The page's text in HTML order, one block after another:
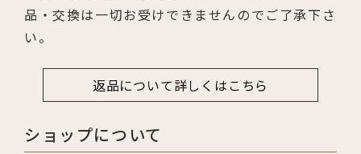
品・交換は一切お受けできませんのでご了承下さ
い。
返品について詳しくはこちら
ショップについて